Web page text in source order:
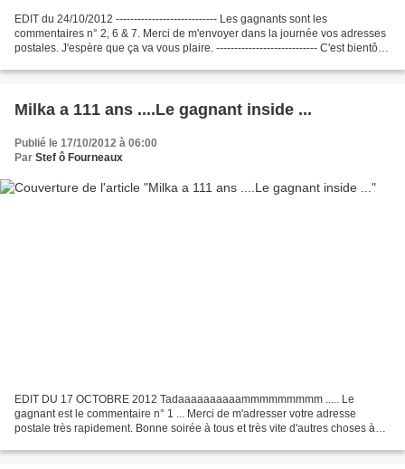
EDIT du 24/10/2012 ---------------------------- Les gagnants sont les
commentaires n° 2, 6 & 7. Merci de m'envoyer dans la journée vos adresses
postales. J'espère que ça va vous plaire. ---------------------------- C'est bientôt
Milka a 111 ans ....Le gagnant inside ...
Publié le 17/10/2012 à 06:00
Par Stef ô Fourneaux
EDIT DU 17 OCTOBRE 2012 Tadaaaaaaaaaammmmmmmmm ..... Le
gagnant est le commentaire n° 1 ... Merci de m'adresser votre adresse
postale très rapidement. Bonne soirée à tous et très vite d'autres choses à